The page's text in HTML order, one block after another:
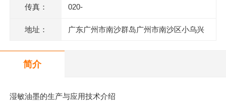
传真： 020-
地址： 广东广州市南沙群岛广州市南沙区小乌兴
简介
湿敏油墨的生产与应用技术介绍